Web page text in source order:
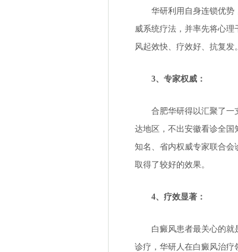
华研利用自身连锁优势，
威系统疗法，并率先将心
风起效快、疗效好、抗复发。
3、专家权威：
合肥华研得以汇聚了一支
达地区，不出安徽看诊全国
知名、省内权威专家联合会
取得了较好的效果。
4、疗效显著：
白癜风患者最关心的就是
诊疗，华研人在白癜风治疗